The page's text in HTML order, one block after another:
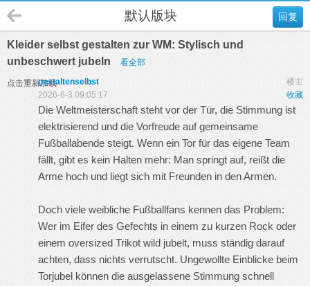
回复
默认版块
Kleider selbst gestalten zur WM: Stylisch und
unbeschwert jubeln
看全部
点击重新加载 楼主
gestaltenselbst
收藏
2026-6-3 09:05:17
Die Weltmeisterschaft steht vor der Tür, die Stimmung ist
elektrisierend und die Vorfreude auf gemeinsame
Fußballabende steigt. Wenn ein Tor für das eigene Team
fällt, gibt es kein Halten mehr: Man springt auf, reißt die
Arme hoch und liegt sich mit Freunden in den Armen.
Doch viele weibliche Fußballfans kennen das Problem:
Wer im Eifer des Gefechts in einem zu kurzen Rock oder
einem oversized Trikot wild jubelt, muss ständig darauf
achten, dass nichts verrutscht. Ungewollte Einblicke beim
Torjubel können die ausgelassene Stimmung schnell